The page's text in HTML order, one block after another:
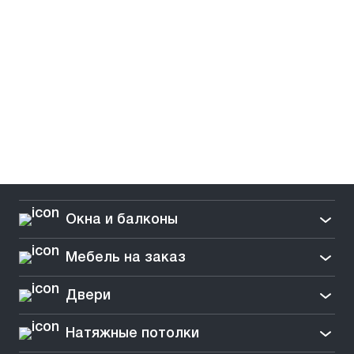
Окна и балконы
Мебель на заказ
Двери
Натяжные потолки